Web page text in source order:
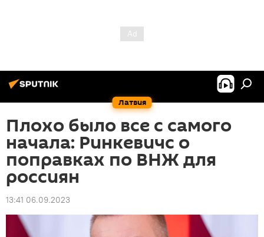
Латвия
Плохо было все с самого
начала: Ринкевичс о
поправках по ВНЖ для
россиян
13:41 06.09.2023